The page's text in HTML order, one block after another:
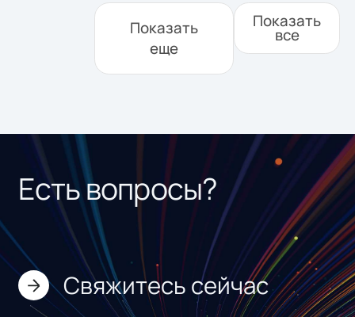
Показать
еще
Показать
все
Есть вопросы?
Свяжитесь сейчас